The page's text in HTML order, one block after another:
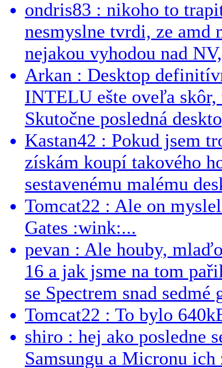
ondris83 : nikoho to
nesmyslne tvrdi, ze
nejakou vyhodou nad
Arkan : Desktop
INTELU ešte oveľa
Skutočne posledná
Kastan42 : Pokud jsem
získám koupí takového
sestavenému malému
Tomcat22 : Ale on
Gates :wink:...
pevan : Ale houby,
16 a jak jsme na tom
se Spectrem snad sedmé
Tomcat22 : To bylo
shiro : hej ako posledne
Samsungu a Micronu